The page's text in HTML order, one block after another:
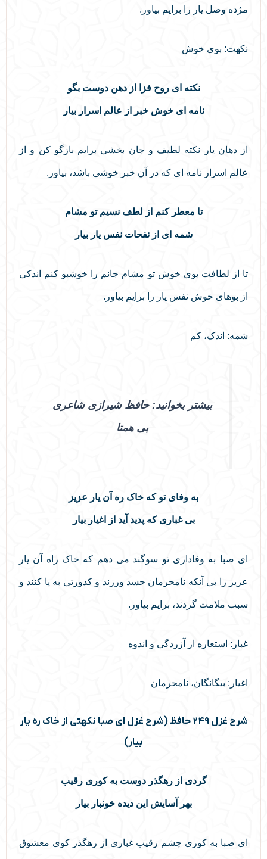
مژده وصل یار را برایم بیاور.
نکهت: بوی خوش
نکته‌ ای روح فزا از دهن دوست بگو
نامه‌ ای خوش خبر از عالم اسرار بیار
از دهان یار نکته لطیف و جان بخشی برایم بازگو کن و از
عالم اسرار نامه ای که در آن خبر خوشی باشد، بیاور.
تا معطر کنم از لطف نسیم تو مشام
شمه‌ ای از نفحات نفس یار بیار
تا از لطافت بوی خوش تو مشام جانم را خوشبو کنم اندکی
از بوهای خوش نفس یار را برایم بیاور.
شمه: اندک، کم
بیشتر بخوانید: حافظ شیرازی شاعری
بی همتا
به وفای تو که خاک ره آن یار عزیز
بی غباری که پدید آید از اغیار بیار
ای صبا به وفاداری تو سوگند می دهم که خاک راه آن یار
عزیز را بی آنکه نامحرمان حسد ورزند و کدورتی به پا کنند و
سبب ملامت گردند، برایم بیاور.
غبار: استعاره از آزردگی و اندوه
اغیار: بیگانگان، نامحرمان
شرح غزل ۲۴۹ حافظ (شرح غزل ای صبا نکهتی از خاک ره یار
بیار)
گردی از رهگذر دوست به کوری رقیب
بهر آسایش این دیده خونبار بیار
ای صبا به کوری چشم رقیب غباری از رهگذر کوی معشوق